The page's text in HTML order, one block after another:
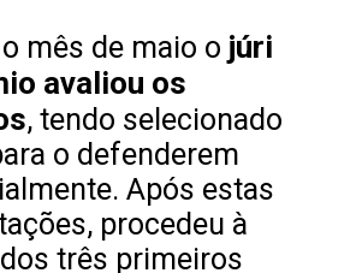
mês de maio o júri
avaliou os
, tendo selecionado
o defenderem
Após estas
procedeu à
três primeiros